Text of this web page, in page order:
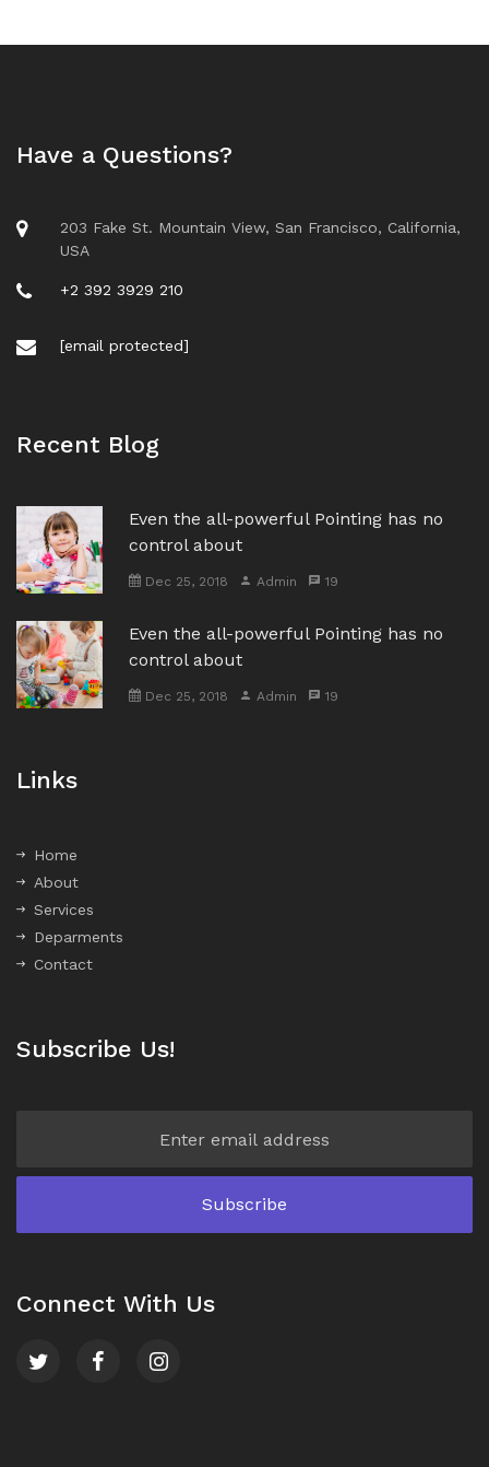
Have a Questions?
203 Fake St. Mountain View, San Francisco, California,
USA
+2 392 3929 210
[email protected]
Recent Blog
Even the all-powerful Pointing has no
control about
Dec 25, 2018 Admin 19
Even the all-powerful Pointing has no
control about
Dec 25, 2018 Admin 19
Links
Home
About
Services
Deparments
Contact
Subscribe Us!
Connect With Us